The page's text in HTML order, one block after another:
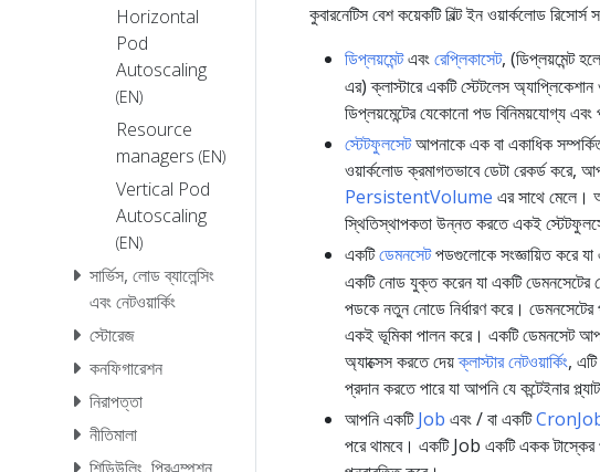
Horizontal
Pod
Autoscaling
(EN)
Resource
managers (EN)
Vertical Pod
Autoscaling
(EN)
সার্ভিস, লোড ব্যালেন্সিং
এবং নেটওয়ার্কিং
স্টোরেজ
কনফিগারেশন
নিরাপত্তা
নীতিমালা
শিডিউলিং, প্রিএম্পশন
কুবারনেটিস বেশ কয়েকটি বিল্ট ইন ওয়ার্কলোড রিসোর্স
ডিপ্লয়মেন্টএবংরেপ্লিকাসেট, (ডিপ্লয়মেন্ট
এর) ক্লাস্টারে একটি স্টেটলেস
ডিপ্লয়মেন্টের যেকোনো পড বিনিময়যোগ্য
স্টেটফুলসেটআপনাকে এক বা একাধিক
ওয়ার্কলোড ক্রমাগতভাবে ডেটা রেকর্ড করে,
PersistentVolume এর সাথে মেলে।
স্থিতিস্থাপকতা উন্নত করতে একই
একটিডেমনসেটপডগুলোকে সংজ্ঞায়িত করে যা
একটি নোড যুক্ত করেন যা একটি ডেমনসেটের
পডকে নতুন নোডে নির্ধারণ করে।
একই ভূমিকা পালন করে। একটি ডেমনসেট
অ্যাক্সেস করতে দেয়ক্লাস্টার নেটওয়ার্কিং,
প্রদান করতে পারে যা আপনি যে কন্টেইনার
আপনি একটিJob এবং / বা একটি
পরে থামবে। একটি Job একটি একক টাস্কের